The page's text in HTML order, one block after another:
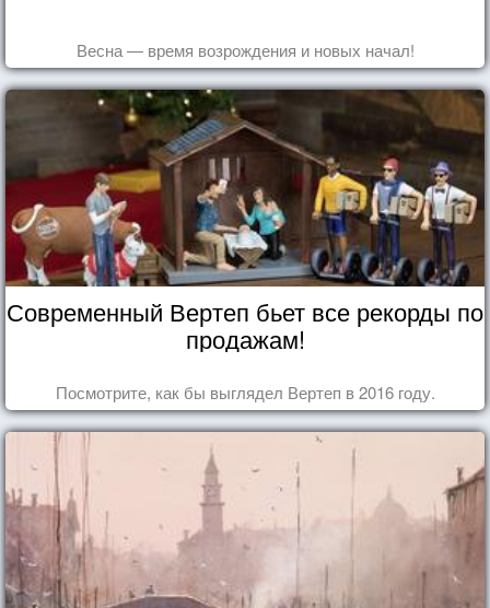
Весна — время возрождения и новых начал!
Современный Вертеп бьет все рекорды по
продажам!
Посмотрите, как бы выглядел Вертеп в 2016 году.